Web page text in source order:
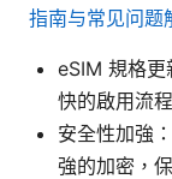
指南与常见问题
eSIM 規格
快的啟用流
安全性加強
強的加密，